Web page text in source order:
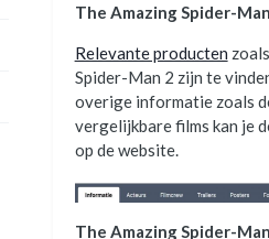
The Amazing Spider-
Relevante producten
Spider-Man 2 zijn te
overige informatie zoals
vergelijkbare films kan je
op de website.
The Amazing Spider-